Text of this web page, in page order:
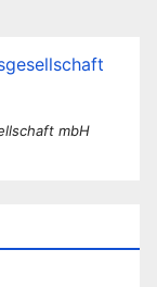
mbH